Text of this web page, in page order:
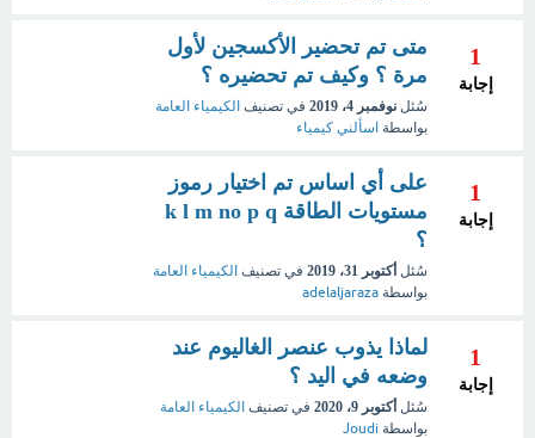
1
إجابة
متى تم تحضير الأكسجين لأول
مرة ؟ وكيف تم تحضيره ؟
سُئل نوفمبر 4، 2019 في تصنيف الكيمياء العامة
بواسطة اسألني كيمياء
1
إجابة
على أي اساس تم اختيار رموز
مستويات الطاقة k l m no p q
؟
سُئل أكتوبر 31، 2019 في تصنيف الكيمياء العامة
بواسطة adelaljaraza
1
إجابة
لماذا يذوب عنصر الغاليوم عند
وضعه في اليد ؟
سُئل أكتوبر 9، 2020 في تصنيف الكيمياء العامة
بواسطة Joudi